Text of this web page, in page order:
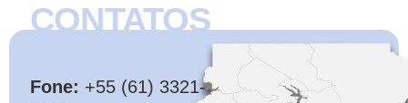
CONTATOS
Fone: +55 (61) 3321-